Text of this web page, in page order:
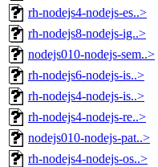
rh-nodejs4-nodejs-es..>
rh-nodejs8-nodejs-ig..>
nodejs010-nodejs-sem..>
rh-nodejs6-nodejs-is..>
rh-nodejs4-nodejs-is..>
rh-nodejs4-nodejs-re..>
nodejs010-nodejs-pat..>
rh-nodejs4-nodejs-os..>